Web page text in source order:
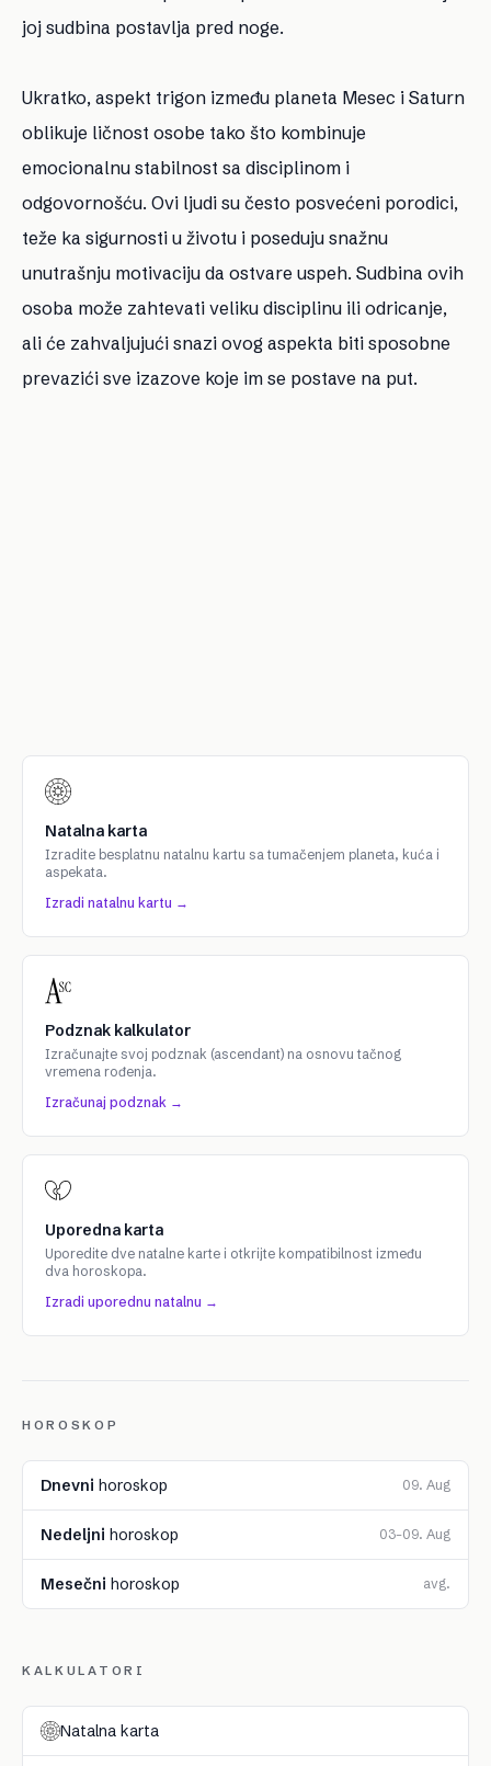
joj sudbina postavlja pred noge.
Ukratko, aspekt trigon između planeta Mesec i Saturn
oblikuje ličnost osobe tako što kombinuje
emocionalnu stabilnost sa disciplinom i
odgovornošću. Ovi ljudi su često posvećeni porodici,
teže ka sigurnosti u životu i poseduju snažnu
unutrašnju motivaciju da ostvare uspeh. Sudbina ovih
osoba može zahtevati veliku disciplinu ili odricanje,
ali će zahvaljujući snazi ​​ovog aspekta biti sposobne
prevazići sve izazove koje im se postave na put.
Natalna karta
Izradite besplatnu natalnu kartu sa tumačenjem planeta, kuća i
aspekata.
Izradi natalnu kartu →
Podznak kalkulator
Izračunajte svoj podznak (ascendant) na osnovu tačnog
vremena rođenja.
Izračunaj podznak →
Uporedna karta
Uporedite dve natalne karte i otkrijte kompatibilnost između
dva horoskopa.
Izradi uporednu natalnu →
HOROSKOP
Dnevni horoskop 09. Aug
Nedeljni horoskop 03–09. Aug
Mesečni horoskop avg.
KALKULATORI
Natalna karta